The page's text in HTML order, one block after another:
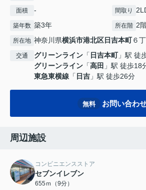
面積 - 間取り
築年数 築3年 所在階 2
所在地 神奈川県横浜市港北区日吉本町６
交通 グリーンライン 「 日吉本町」駅 徒
グリーンライン 「高田 」駅 徒歩18
東急東横線 「 日吉 」駅 徒歩26分
無料 お問い合わ
周辺施設
コンビニエンスストア
セブンイレブン
655ｍ（9分）